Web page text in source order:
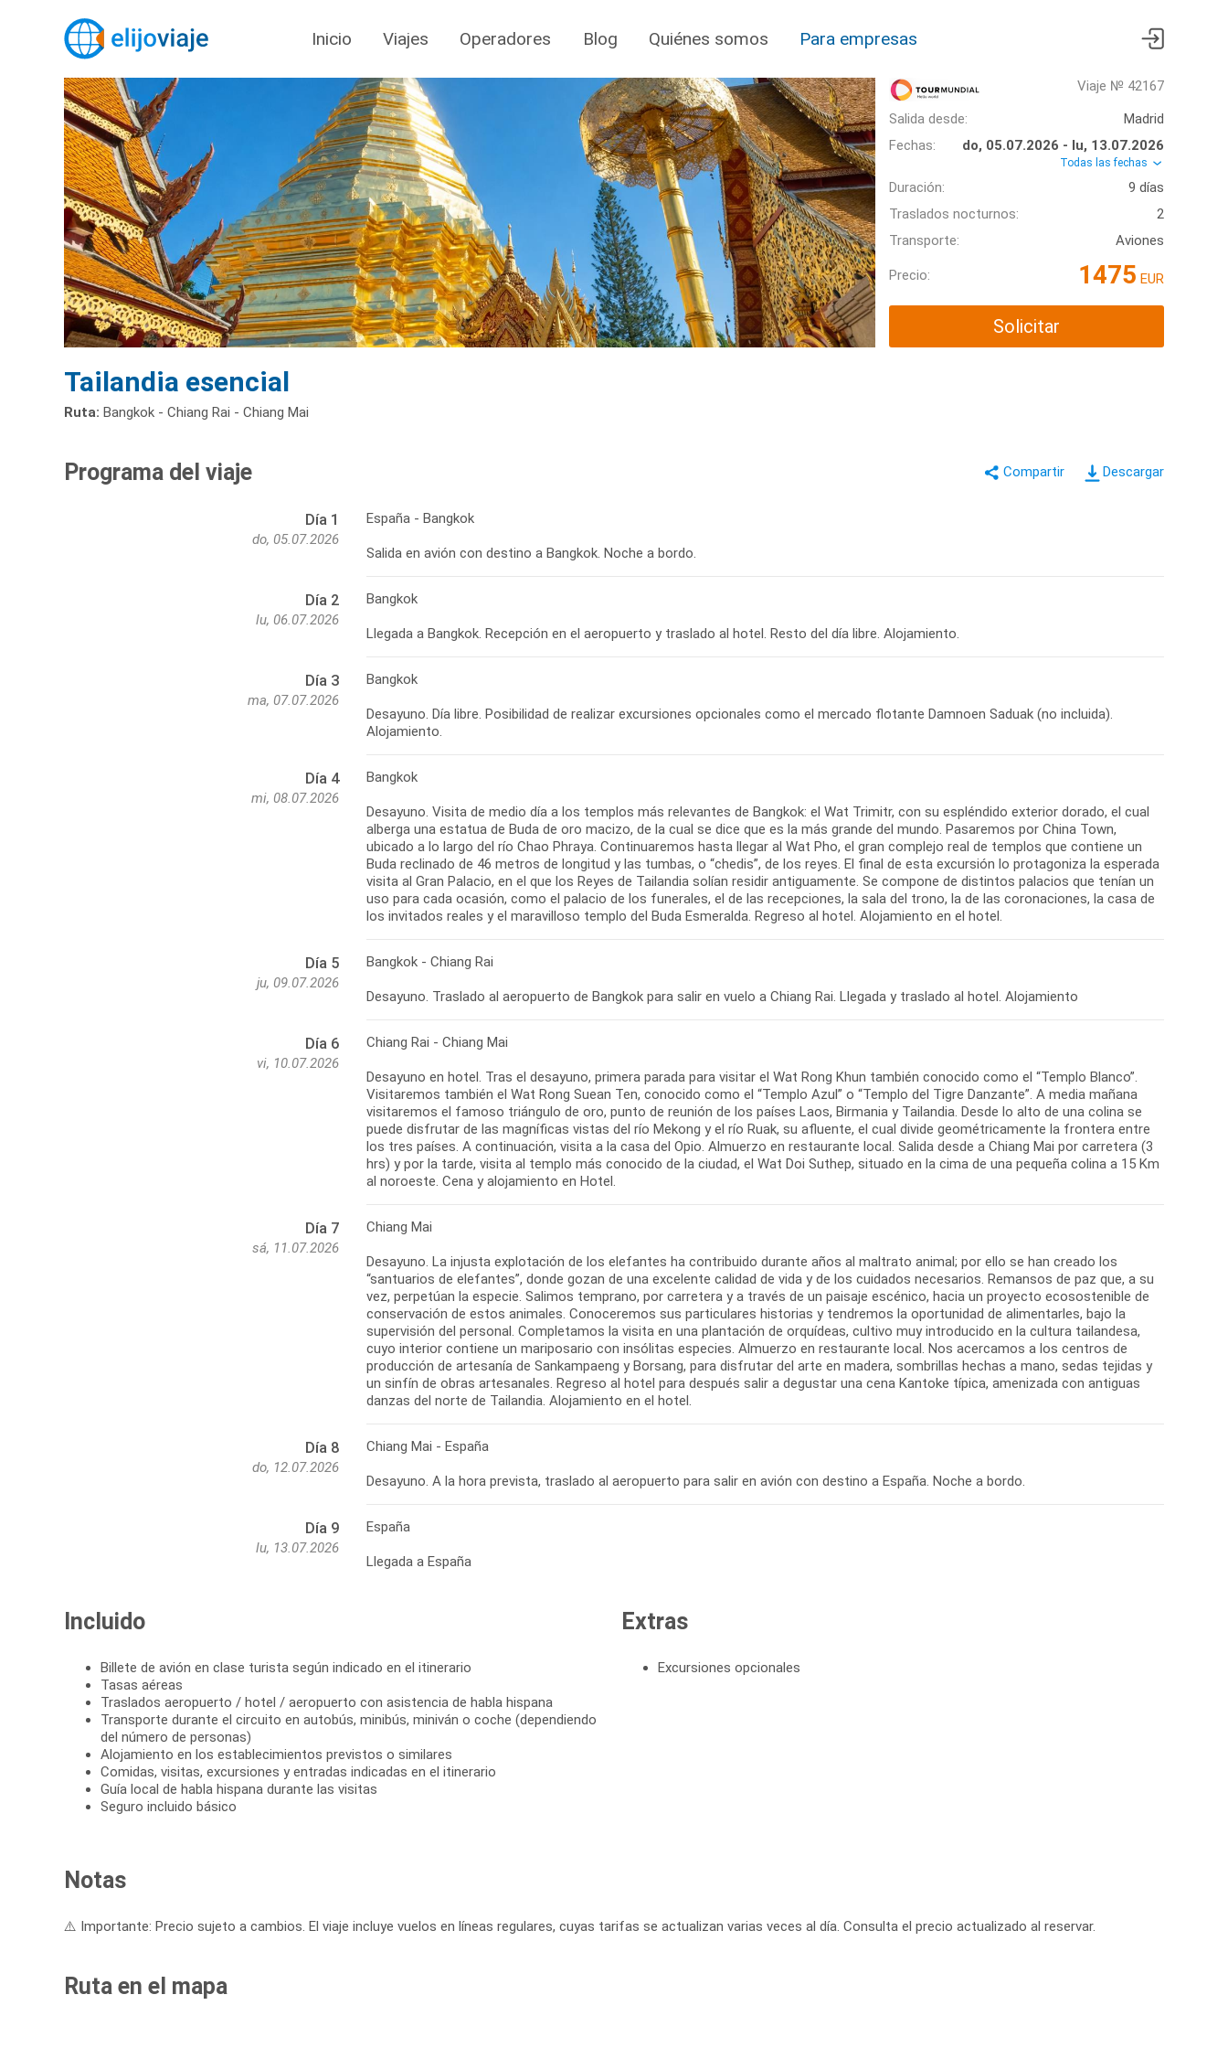
Inicio Viajes Operadores Blog Quiénes somos Para empresas
Viaje № 42167
Salida desde:
Madrid
Fechas:
do, 05.07.2026 - lu, 13.07.2026
Todas las fechas
Duración:
9 días
Traslados nocturnos:
2
Transporte:
Aviones
Precio: 1475 EUR
Solicitar
Tailandia esencial
Ruta: Bangkok - Chiang Rai - Chiang Mai
Descargar
Programa del viaje
Día 1
do, 05.07.2026
España - Bangkok
Salida en avión con destino a Bangkok. Noche a bordo.
Día 2
lu, 06.07.2026
Bangkok
Día 3
ma, 07.07.2026
Bangkok
Desayuno. Día libre. Posibilidad de realizar excursiones opcionales como el mercado flotante Damnoen Saduak (no incluida).
Día 4
mi, 08.07.2026
Bangkok
Desayuno. Visita de medio día a los templos más relevantes de Bangkok: el Wat Trimitr, con su espléndido exterior dorado, el cual
alberga una estatua de Buda de oro macizo, de la cual se dice que es la más grande del mundo. Pasaremos por China Town,
ubicado a lo largo del río Chao Phraya. Continuaremos hasta llegar al Wat Pho, el gran complejo real de templos que contiene un
Buda reclinado de 46 metros de longitud y las tumbas, o “chedis”, de los reyes. El final de esta excursión lo protagoniza la esperada
visita al Gran Palacio, en el que los Reyes de Tailandia solían residir antiguamente. Se compone de distintos palacios que tenían un
uso para cada ocasión, como el palacio de los funerales, el de las recepciones, la sala del trono, la de las coronaciones, la casa de
Día 5
ju, 09.07.2026
Bangkok - Chiang Rai
Día 6
vi, 10.07.2026
Chiang Rai - Chiang Mai
Desayuno en hotel. Tras el desayuno, primera parada para visitar el Wat Rong Khun también conocido como el “Templo Blanco”.
Visitaremos también el Wat Rong Suean Ten, conocido como el “Templo Azul” o “Templo del Tigre Danzante”. A media mañana
visitaremos el famoso triángulo de oro, punto de reunión de los países Laos, Birmania y Tailandia. Desde lo alto de una colina se
puede disfrutar de las magníficas vistas del río Mekong y el río Ruak, su afluente, el cual divide geométricamente la frontera entre
los tres países. A continuación, visita a la casa del Opio. Almuerzo en restaurante local. Salida desde a Chiang Mai por carretera (3
hrs) y por la tarde, visita al templo más conocido de la ciudad, el Wat Doi Suthep, situado en la cima de una pequeña colina a 15 Km
Día 7
sá, 11.07.2026
Chiang Mai
Desayuno. La injusta explotación de los elefantes ha contribuido durante años al maltrato animal; por ello se han creado los
“santuarios de elefantes”, donde gozan de una excelente calidad de vida y de los cuidados necesarios. Remansos de paz que, a su
vez, perpetúan la especie. Salimos temprano, por carretera y a través de un paisaje escénico, hacia un proyecto ecosostenible de
conservación de estos animales. Conoceremos sus particulares historias y tendremos la oportunidad de alimentarles, bajo la
supervisión del personal. Completamos la visita en una plantación de orquídeas, cultivo muy introducido en la cultura tailandesa,
cuyo interior contiene un mariposario con insólitas especies. Almuerzo en restaurante local. Nos acercamos a los centros de
producción de artesanía de Sankampaeng y Borsang, para disfrutar del arte en madera, sombrillas hechas a mano, sedas tejidas y
un sinfín de obras artesanales. Regreso al hotel para después salir a degustar una cena Kantoke típica, amenizada con antiguas
Día 8
do, 12.07.2026
Chiang Mai - España
Día 9
lu, 13.07.2026
España
Llegada a España
Incluido
Billete de avión en clase turista según indicado en el itinerario
Tasas aéreas
Traslados aeropuerto / hotel / aeropuerto con asistencia de habla hispana
Transporte durante el circuito en autobús, minibús, miniván o coche (dependiendo
del número de personas)
Alojamiento en los establecimientos previstos o similares
Comidas, visitas, excursiones y entradas indicadas en el itinerario
Guía local de habla hispana durante las visitas
Seguro incluido básico
Extras
Excursiones opcionales
Notas
⚠️ Importante: Precio sujeto a cambios. El viaje incluye vuelos en líneas regulares, cuyas tarifas se actualizan varias veces al día. Consulta el precio actualizado al reservar.
Ruta en el mapa